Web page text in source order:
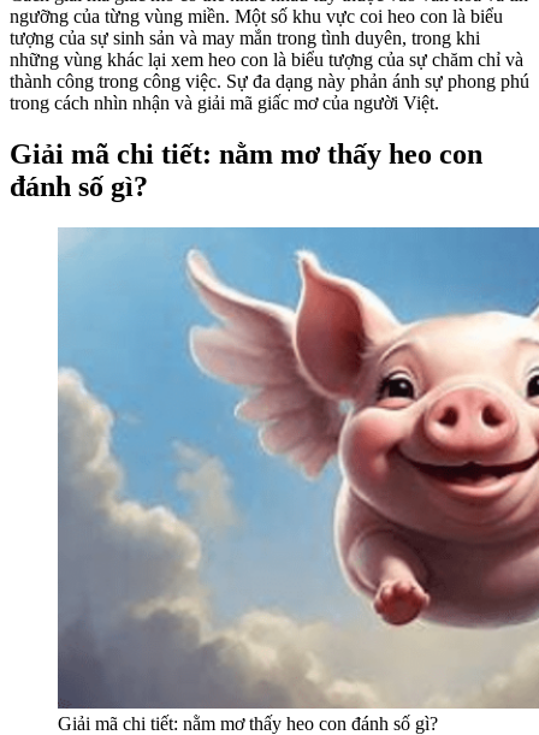
ngưỡng của từng vùng miền. Một số khu vực coi heo con là biểu
tượng của sự sinh sản và may mắn trong tình duyên, trong khi
những vùng khác lại xem heo con là biểu tượng của sự chăm chỉ và
thành công trong công việc. Sự đa dạng này phản ánh sự phong phú
trong cách nhìn nhận và giải mã giấc mơ của người Việt.
Giải mã chi tiết: nằm mơ thấy heo con
đánh số gì?
Giải mã chi tiết: nằm mơ thấy heo con đánh số gì?